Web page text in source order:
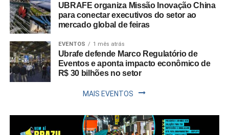
UBRAFE organiza Missão Inovação China
para conectar executivos do setor ao
mercado global de feiras
EVENTOS 1 mês atrás
Ubrafe defende Marco Regulatório de
Eventos e aponta impacto econômico de
R$ 30 bilhões no setor
MAIS EVENTOS